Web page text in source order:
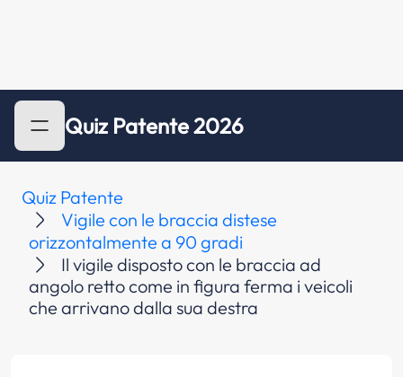
Quiz Patente 2026
Quiz Patente
Vigile con le braccia distese
orizzontalmente a 90 gradi
Il vigile disposto con le braccia ad
angolo retto come in figura ferma i veicoli
che arrivano dalla sua destra